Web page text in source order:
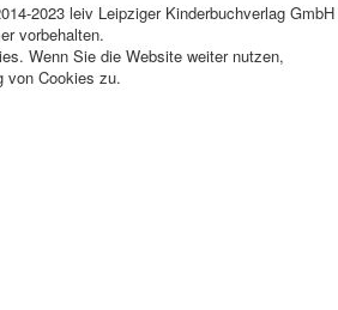
2023 leiv Leipziger Kinderbuchverlag GmbH
vorbehalten.
Wenn Sie die Website weiter nutzen,
von Cookies zu.